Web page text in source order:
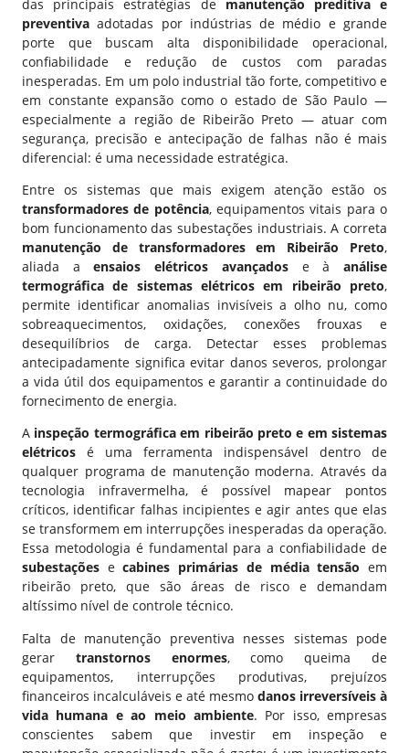
das principais estratégias de manutenção preditiva e
preventiva adotadas por indústrias de médio e grande
porte que buscam alta disponibilidade operacional,
confiabilidade e redução de custos com paradas
inesperadas. Em um polo industrial tão forte, competitivo e
em constante expansão como o estado de São Paulo —
especialmente a região de Ribeirão Preto — atuar com
segurança, precisão e antecipação de falhas não é mais
diferencial: é uma necessidade estratégica.
Entre os sistemas que mais exigem atenção estão os
transformadores de potência, equipamentos vitais para o
bom funcionamento das subestações industriais. A correta
manutenção de transformadores em Ribeirão Preto,
aliada aensaios elétricos avançadose àanálise
termográfica de sistemas elétricos em ribeirão preto,
permite identificar anomalias invisíveis a olho nu, como
sobreaquecimentos, oxidações, conexões frouxas e
desequilíbrios de carga. Detectar esses problemas
antecipadamente significa evitar danos severos, prolongar
a vida útil dos equipamentos e garantir a continuidade do
fornecimento de energia.
A inspeção termográfica em ribeirão preto e em sistemas
elétricos é uma ferramenta indispensável dentro de
qualquer programa de manutenção moderna. Através da
tecnologia infravermelha, é possível mapear pontos
críticos, identificar falhas incipientes e agir antes que elas
se transformem em interrupções inesperadas da operação.
Essa metodologia é fundamental para a confiabilidade de
subestações ecabines primárias de média tensão em
ribeirão preto, que são áreas de risco e demandam
altíssimo nível de controle técnico.
Falta de manutenção preventiva nesses sistemas pode
gerar transtornos enormes, como queima de
equipamentos, interrupções produtivas, prejuízos
financeiros incalculáveis e até mesmo danos irreversíveis à
vida humana e ao meio ambiente. Por isso, empresas
conscientes sabem que investir em inspeção e